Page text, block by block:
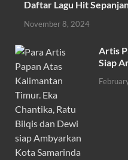
o
k
p
p
Daftar Lagu Hit
November 8, 2024
Artis
Siap